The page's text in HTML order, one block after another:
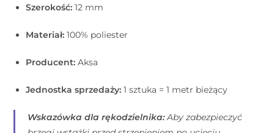
Szerokość: 12 mm
Materiał: 100% poliester
Producent: Aksa
Jednostka sprzedaży: 1 sztuka = 1 metr bieżący
Wskazówka dla rękodzielnika:Aby zabezpieczyć